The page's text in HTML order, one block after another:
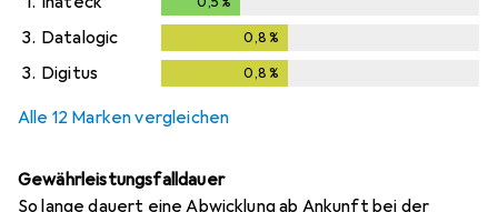
3. Datalogic 0,8 %
3. Digitus 0,8 %
Alle 12 Marken vergleichen
Gewährleistungsfalldauer
So lange dauert eine Abwicklung ab Ankunft bei der